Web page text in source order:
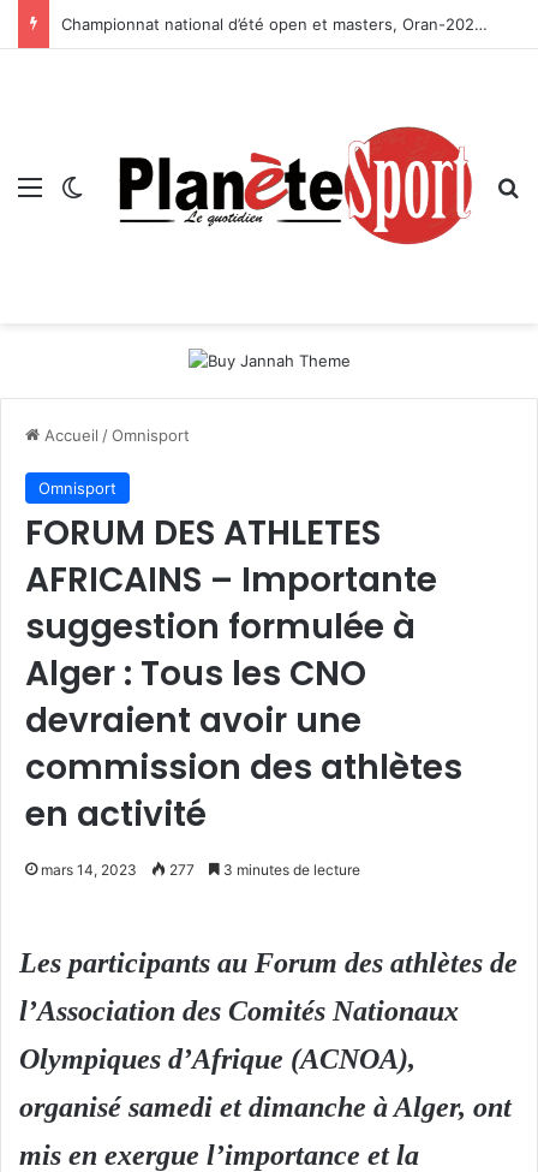
Championnat national d’été open et masters, Oran-2026 — Le CRB s’adjuge le titre
Menu Switch skin
Accueil /Omnisport
Omnisport
FORUM DES ATHLETES
AFRICAINS – Importante
suggestion formulée à
Alger : Tous les CNO
devraient avoir une
commission des athlètes
en activité
mars 14, 2023 277 3 minutes de lecture
Les participants au Forum des athlètes de
l’Association des Comités Nationaux
Olympiques d’Afrique (ACNOA),
organisé samedi et dimanche à Alger, ont
mis en exergue l’importance et la